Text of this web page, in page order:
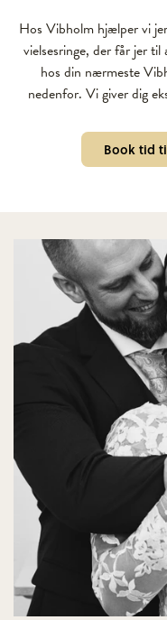
Hos Vibholm hjælper vi
vielsesringe, der får jer
hos din nærmeste
nedenfor. Vi giver dig
Book tid